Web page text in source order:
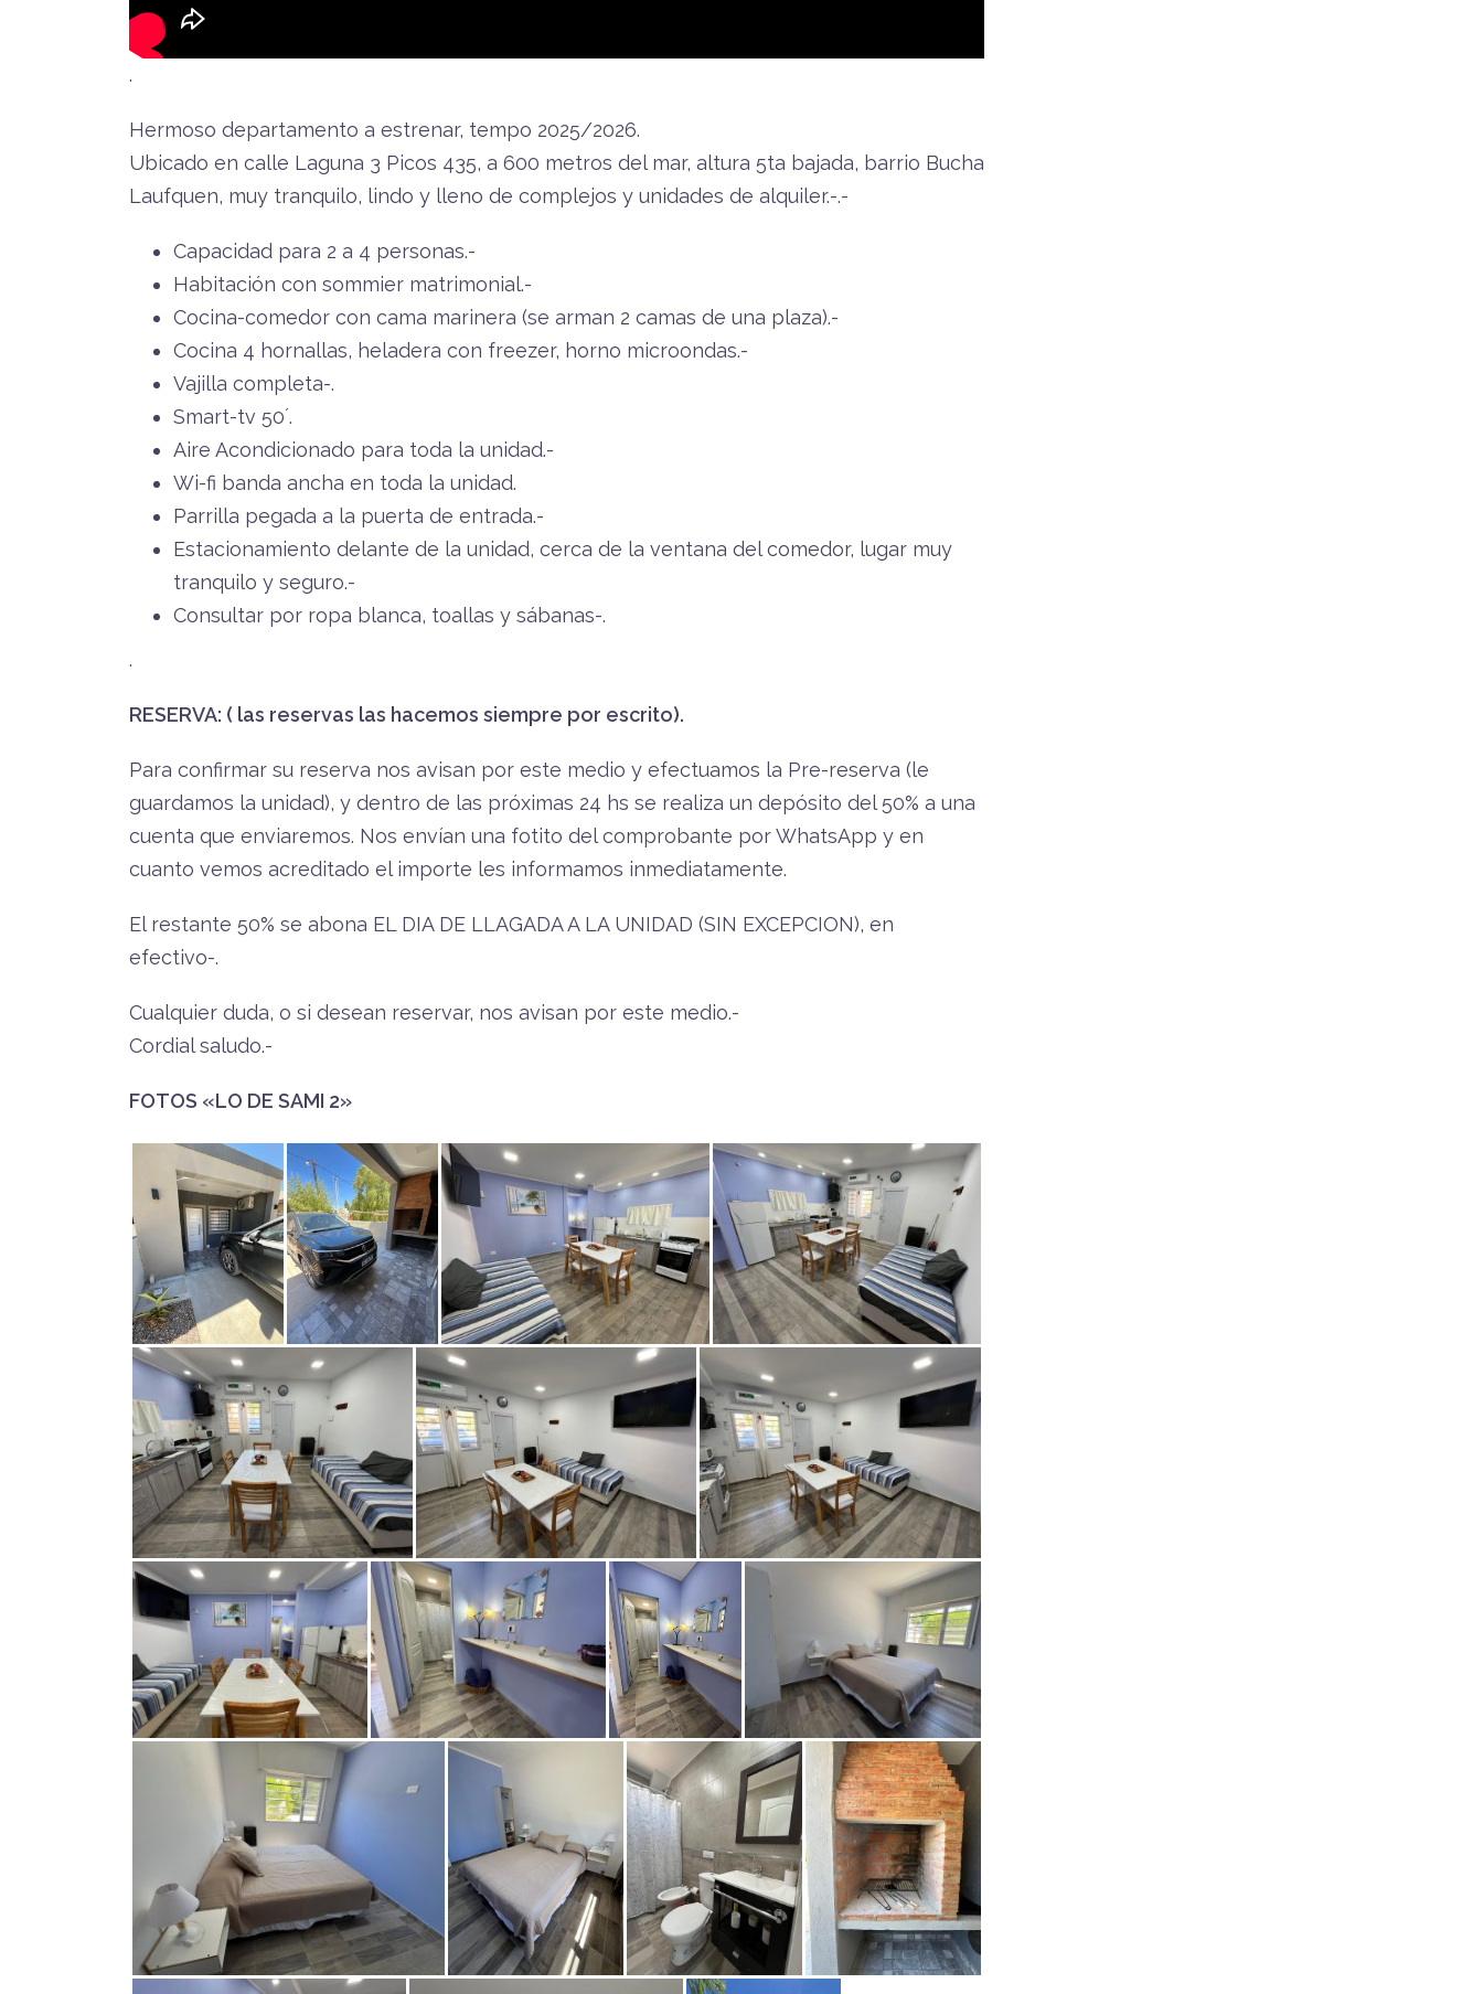
.
Hermoso departamento a estrenar, tempo 2025/2026.
Ubicado en calle Laguna 3 Picos 435, a 600 metros del mar, altura 5ta bajada, barrio Bucha
Laufquen, muy tranquilo, lindo y lleno de complejos y unidades de alquiler.-.-
Capacidad para 2 a 4 personas.-
Habitación con sommier matrimonial.-
Cocina-comedor con cama marinera (se arman 2 camas de una plaza).-
Cocina 4 hornallas, heladera con freezer, horno microondas.-
Vajilla completa-.
Smart-tv 50´.
Aire Acondicionado para toda la unidad.-
Wi-fi banda ancha en toda la unidad.
Parrilla pegada a la puerta de entrada.-
Estacionamiento delante de la unidad, cerca de la ventana del comedor, lugar muy
tranquilo y seguro.-
Consultar por ropa blanca, toallas y sábanas-.
.
RESERVA: ( las reservas las hacemos siempre por escrito).
Para confirmar su reserva nos avisan por este medio y efectuamos la Pre-reserva (le
guardamos la unidad), y dentro de las próximas 24 hs se realiza un depósito del 50% a una
cuenta que enviaremos. Nos envían una fotito del comprobante por WhatsApp y en
cuanto vemos acreditado el importe les informamos inmediatamente.
El restante 50% se abona EL DIA DE LLAGADA A LA UNIDAD (SIN EXCEPCION), en
efectivo-.
Cualquier duda, o si desean reservar, nos avisan por este medio.-
Cordial saludo.-
FOTOS «LO DE SAMI 2»